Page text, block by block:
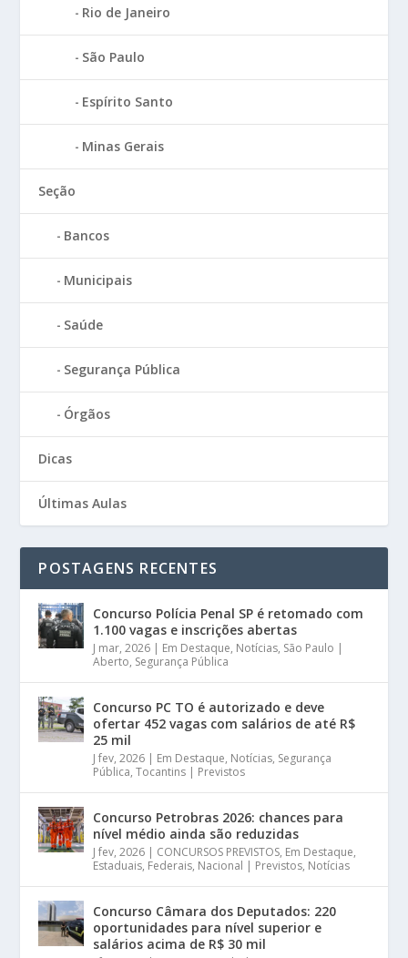
Rio de Janeiro
São Paulo
Espírito Santo
Minas Gerais
Seção
Bancos
Municipais
Saúde
Segurança Pública
Órgãos
Dicas
Últimas Aulas
POSTAGENS RECENTES
Concurso Polícia Penal SP é retomado com
1.100 vagas e inscrições abertas
J mar, 2026 Em Destaque, Notícias, São Paulo |
Aberto, Segurança Pública
Concurso PC TO é autorizado e deve
ofertar 452 vagas com salários de até R$
25 mil
J fev, 2026 Em Destaque, Notícias, Segurança
Pública,Tocantins | Previstos
Concurso Petrobras 2026: chances para
nível médio ainda são reduzidas
J fev, 2026 CONCURSOS PREVISTOS, Em Destaque,
Estaduais, Federais, Nacional | Previstos, Notícias
Concurso Câmara dos Deputados: 220
oportunidades para nível superior e
salários acima de R$ 30 mil